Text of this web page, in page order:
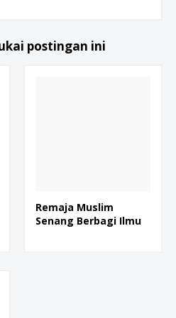
postingan ini
Remaja Muslim
Senang Berbagi Ilmu